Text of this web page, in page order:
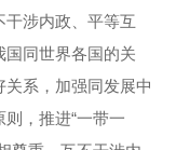
涉内政、平等互
同世界各国的关
系，加强同发展中
，推进“一带一